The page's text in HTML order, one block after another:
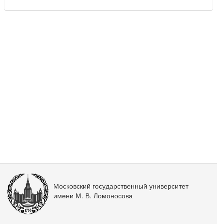
Московский государственный университет
имени М. В. Ломоносова